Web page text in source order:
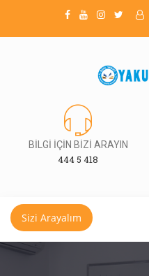
BİLGİ İÇİN BİZİ ARAYIN
444 5 418
Sizi Arayalım